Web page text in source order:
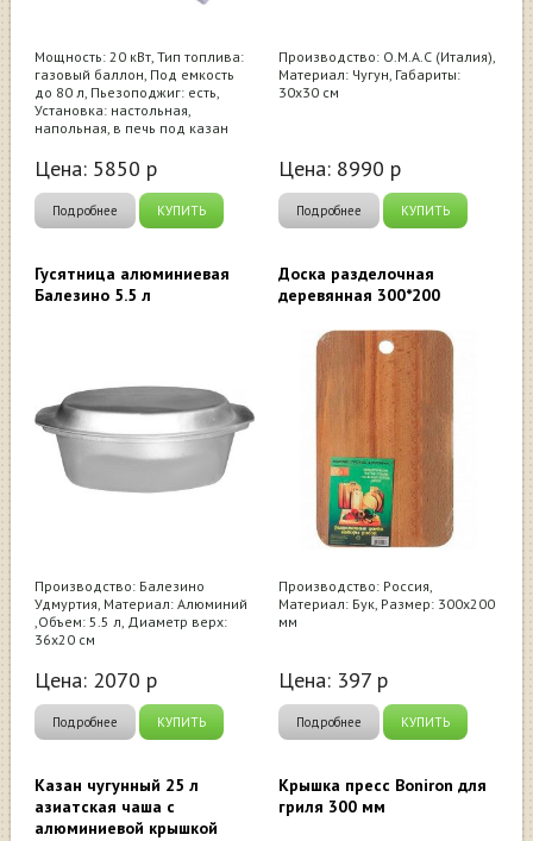
Мощность: 20 кВт, Тип топлива:
газовый баллон, Под емкость
до 80 л, Пьезоподжиг: есть,
Установка: настольная,
напольная, в печь под казан
Цена: 5850 р
Подробнее КУПИТЬ
Производство: O.M.A.C (Италия),
Материал: Чугун, Габариты:
30х30 см
Цена: 8990 р
Подробнее КУПИТЬ
Гусятница алюминиевая
Балезино 5.5 л
Производство: Балезино
Удмуртия, Материал: Алюминий
,Объем: 5.5 л, Диаметр верх:
36х20 см
Цена: 2070 р
Подробнее КУПИТЬ
Доска разделочная
деревянная 300*200
Производство: Россия,
Материал: Бук, Размер: 300х200
мм
Цена: 397 р
Подробнее КУПИТЬ
Казан чугунный 25 л
азиатская чаша с
алюминиевой крышкой
Крышка пресс Boniron для
гриля 300 мм